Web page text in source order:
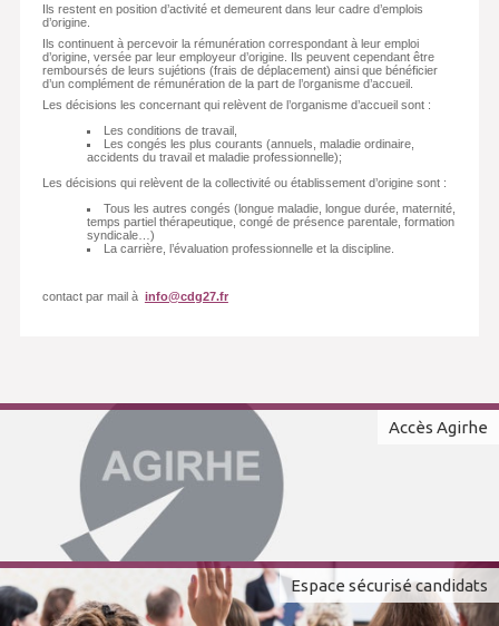
Ils restent en position d’activité et demeurent dans leur cadre d’emplois
d’origine.
Ils continuent à percevoir la rémunération correspondant à leur emploi
d’origine, versée par leur employeur d’origine. Ils peuvent cependant être
remboursés de leurs sujétions (frais de déplacement) ainsi que bénéficier
d’un complément de rémunération de la part de l’organisme d’accueil.
Les décisions les concernant qui relèvent de l’organisme d’accueil sont :
Les conditions de travail,
Les congés les plus courants (annuels, maladie ordinaire,
accidents du travail et maladie professionnelle);
Les décisions qui relèvent de la collectivité ou établissement d’origine sont :
Tous les autres congés (longue maladie, longue durée, maternité,
temps partiel thérapeutique, congé de présence parentale, formation
syndicale…)
La carrière, l’évaluation professionnelle et la discipline.
contact par mail à info@cdg27.fr
Accès Agirhe
Espace sécurisé candidats